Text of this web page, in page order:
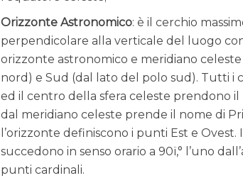
Orizzonte Astronomico: è il cerchio
perpendicolare alla verticale del luogo
orizzonte astronomico e meridiano
nord) e Sud (dal lato del polo sud). Tutti i
ed il centro della sfera celeste prendono il
dal meridiano celeste prende il nome di
l’orizzonte definiscono i punti Est e
succedono in senso orario a 90ï‚° l’uno
punti cardinali.